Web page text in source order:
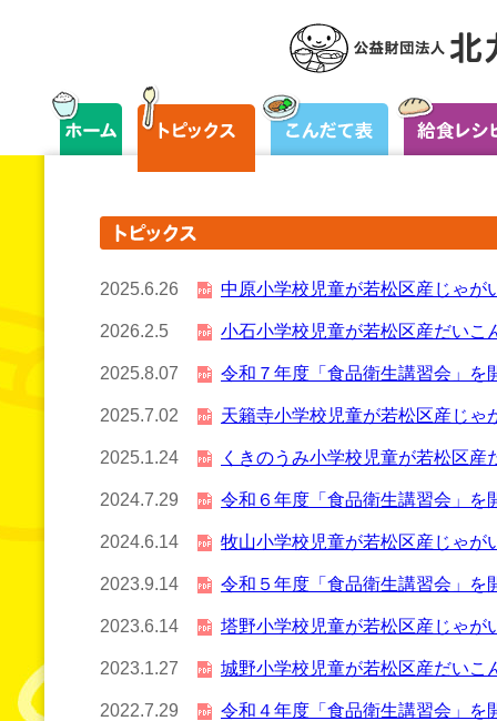
2025.6.26 中原小学校児童が若松区産じゃが
2026.2.5 小石小学校児童が若松区産だいこ
2025.8.07 令和７年度「食品衛生講習会」を
2025.7.02 天籟寺小学校児童が若松区産じゃ
2025.1.24 くきのうみ小学校児童が若松区
2024.7.29 令和６年度「食品衛生講習会」を
2024.6.14 牧山小学校児童が若松区産じゃが
2023.9.14 令和５年度「食品衛生講習会」を
2023.6.14 塔野小学校児童が若松区産じゃが
2023.1.27 城野小学校児童が若松区産だいこ
2022.7.29 令和４年度「食品衛生講習会」を